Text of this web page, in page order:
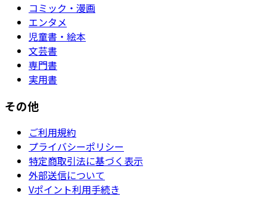
コミック・漫画
エンタメ
児童書・絵本
文芸書
専門書
実用書
その他
ご利用規約
プライバシーポリシー
特定商取引法に基づく表示
外部送信について
Vポイント利用手続き